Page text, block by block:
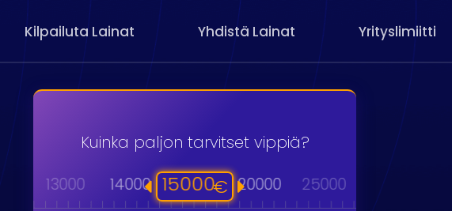
Kilpailuta Lainat Yhdistä Lainat Yrityslimiitti
Kuinka paljon tarvitset vippiä?
€
13000 14000 15000 20000 25000 30000